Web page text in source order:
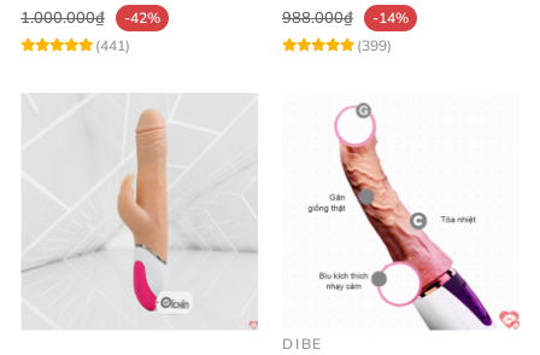
1.000.000₫
-42%
(441)
988.000₫
-14%
(399)
DIBE